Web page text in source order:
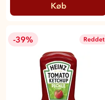
Køb
-39% Reddet